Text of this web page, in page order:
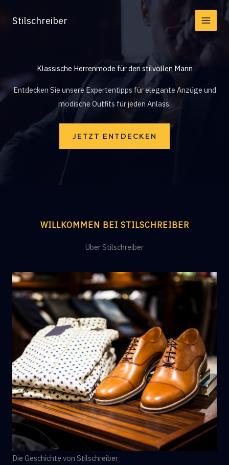
InhaltStilschreiber
Klassische Herrenmode für den stilvollen Mann
Entdecken Sie unsere Expertentipps für elegante Anzüge und
modische Outfits für jeden Anlass.
JETZT ENTDECKEN
WILLKOMMEN BEI STILSCHREIBER
Über Stilschreiber
Die Geschichte von Stilschreiber